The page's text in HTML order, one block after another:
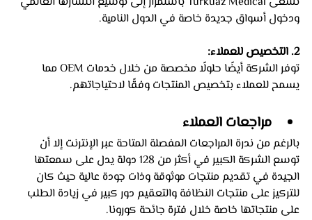
ودخول أسواق جديدة خاصة في الدول النامية.
2. التخصيص للعملاء:
توفر الشركة أيضًا حلولًا مخصصة من خلال خدمات OEM مما
يسمح للعملاء بتخصيص المنتجات وفقًا لاحتياجاتهم.
مراجعات العملاء
بالرغم من ندرة المراجعات المفصلة المتاحة عبر الإنترنت إلا أن
توسع الشركة الكبير في أكثر من 128 دولة يدل على سمعتها
الجيدة في تقديم منتجات موثوقة وذات جودة عالية حيث كان
للتركيز على منتجات النظافة والتعقيم دور كبير في زيادة الطلب
على منتجاتها خاصة خلال فترة جائحة كورونا.